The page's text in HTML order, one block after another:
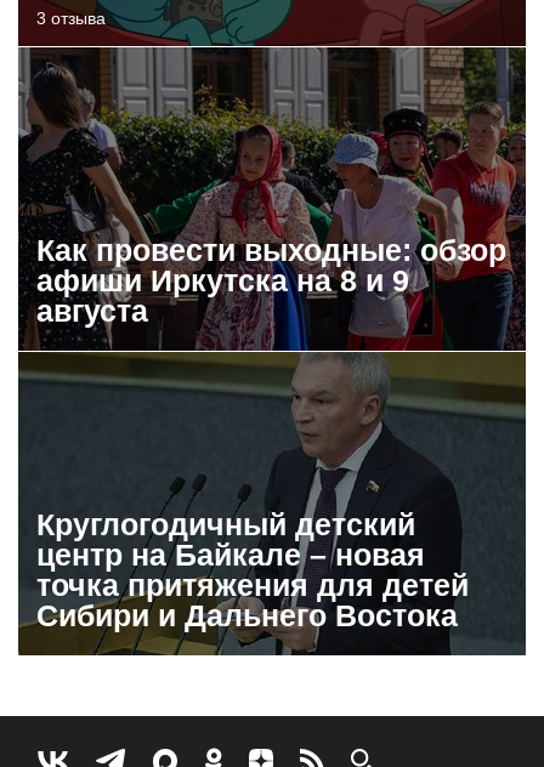
3 отзыва
Как провести выходные: обзор
афиши Иркутска на 8 и 9
августа
Круглогодичный детский
центр на Байкале – новая
точка притяжения для детей
Сибири и Дальнего Востока